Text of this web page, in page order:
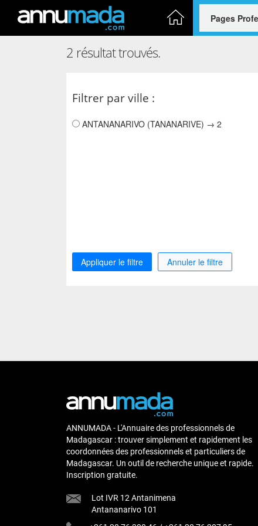
Accueil
2 résultat trouvés.
Filtrer par ville :
ANTANANARIVO (TANANARIVE) → 2
Appliquer le filtre Annuler le filtre
ANNUMADA - L'Annuaire des professionnels de
Madagascar : trouver simplement et rapidement les
coordonnées des professionnels et particuliers de
Madagascar. Un outil de recherche unique et rapide.
Inscription gratuite.
Lot IVR 12 Antanimena
Antananarivo 101